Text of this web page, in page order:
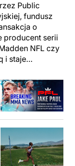
Public
fundusz
o
producent serii
NFL czy
i staje…